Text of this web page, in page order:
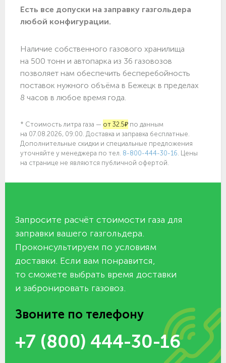
Есть все допуски нa заправку газгольдера
любой конфигурации.
Наличие собственного газового хранилища
на 500 тонн и автопарка из 36 газовозов
позволяет нам обеспечить бесперебойность
поставок нужного объёма в Бежецк в пределах
8 часов в любое время года.
* Стоимость литра газа — от 32.5₽ по данным
на 07.08.2026, 09:00. Доставка и заправка бесплатные.
Дополнительные скидки и специальные предложения
уточняйте у менеджера по тел. 8-800-444-30-16 . Цены
на странице не являются публичной офертой.
Запросите расчёт стоимости газа для
заправки вашего газгольдера.
Проконсультируем по условиям
доставки. Если вам понравится,
то сможете выбрать время доставки
и забронировать газовоз.
Звоните по телефону
+7 (800) 444-30-16